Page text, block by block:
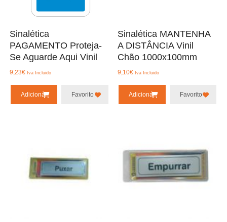
Sinalética
PAGAMENTO Proteja-
Se Aguarde Aqui Vinil
9,23€ Iva Incluido
Adicionar Favorito
Sinalética MANTENHA
A DISTÂNCIA Vinil
Chão 1000x100mm
9,10€ Iva Incluido
Adicionar Favorito